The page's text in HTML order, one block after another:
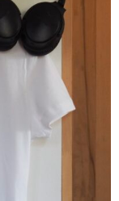
Blanc /